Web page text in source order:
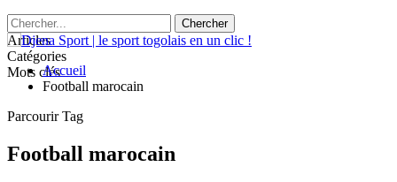
Articles
Catégories
Mots clésAccueil
Football marocain
Parcourir Tag
Football marocain